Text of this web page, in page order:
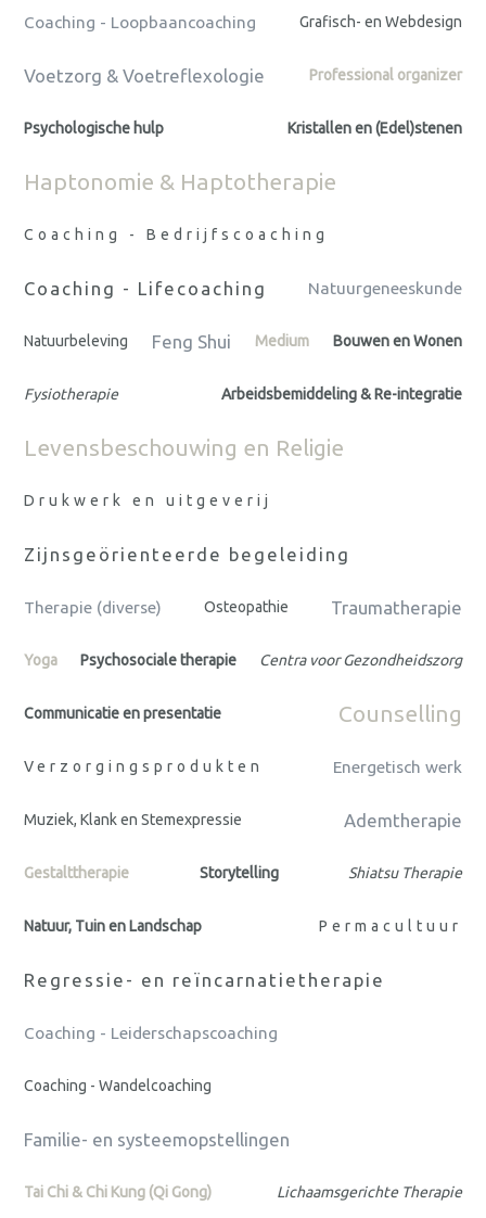
Coaching - Loopbaancoaching Grafisch- en Webdesign
Voetzorg & Voetreflexologie Professional organizer
Psychologische hulp Kristallen en (Edel)stenen
Haptonomie & Haptotherapie
Coaching - Bedrijfscoaching
Coaching - Lifecoaching Natuurgeneeskunde
Natuurbeleving Feng Shui Medium Bouwen en Wonen
Fysiotherapie Arbeidsbemiddeling & Re-integratie
Levensbeschouwing en Religie
Drukwerk en uitgeverij
Zijnsgeörienteerde begeleiding
Therapie (diverse) Osteopathie Traumatherapie
Yoga Psychosociale therapie Centra voor Gezondheidszorg
Communicatie en presentatie Counselling
Verzorgingsprodukten Energetisch werk
Muziek, Klank en Stemexpressie Ademtherapie
Gestalttherapie Storytelling Shiatsu Therapie
Natuur, Tuin en Landschap Permacultuur
Regressie- en reïncarnatietherapie
Coaching - Leiderschapscoaching
Coaching - Wandelcoaching
Familie- en systeemopstellingen
Tai Chi & Chi Kung (Qi Gong) Lichaamsgerichte Therapie